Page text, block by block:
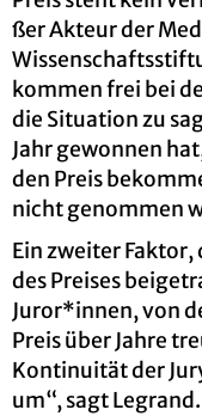
ßer Ak­teur der
kom­men frei bei
die Si­tua­ti­on zu
Jahr ge­won­nen
den Preis
nicht ge­nom­men
Ein zwei­ter
des Prei­ses
Juror*innen, von
Preis über Jahre
Kon­ti­nui­tät der
um“, sagt